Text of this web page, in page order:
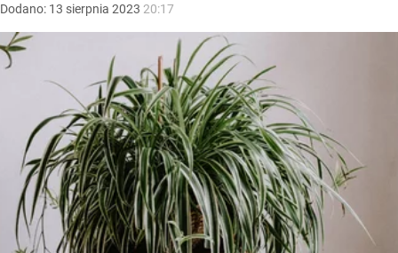
Dodano: 13 sierpnia 2023 20:17